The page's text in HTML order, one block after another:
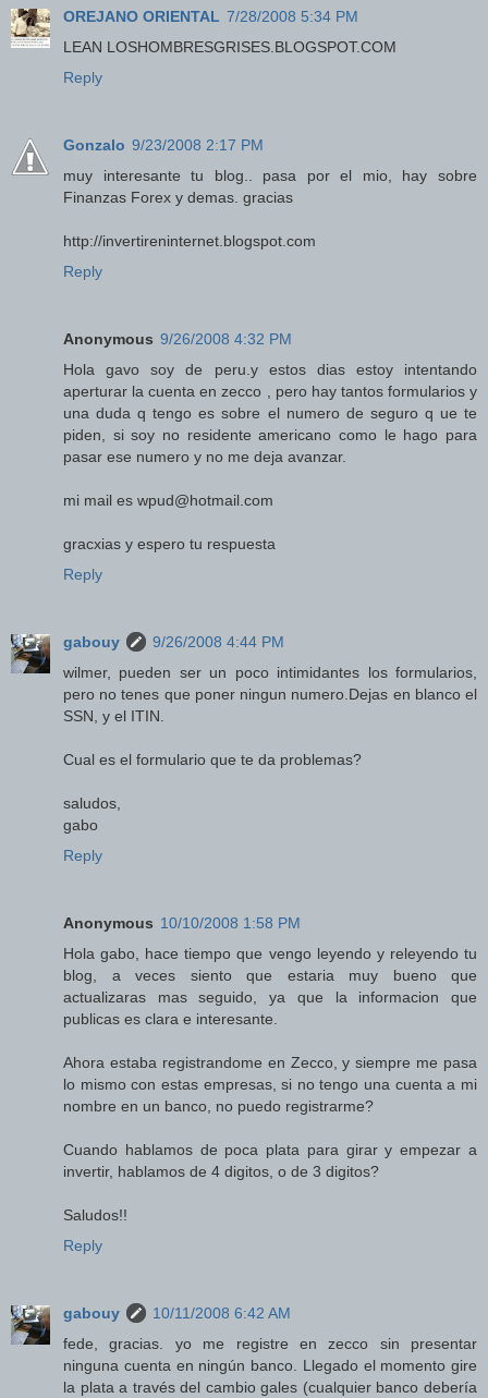
OREJANO ORIENTAL 7/28/2008 5:34 PM
LEAN LOSHOMBRESGRISES.BLOGSPOT.COM
Reply
Gonzalo 9/23/2008 2:17 PM
muy interesante tu blog.. pasa por el mio, hay sobre
Finanzas Forex y demas. gracias
http://invertireninternet.blogspot.com
Reply
Anonymous 9/26/2008 4:32 PM
Hola gavo soy de peru.y estos dias estoy intentando
aperturar la cuenta en zecco , pero hay tantos formularios y
una duda q tengo es sobre el numero de seguro q ue te
piden, si soy no residente americano como le hago para
pasar ese numero y no me deja avanzar.
mi mail es wpud@hotmail.com
gracxias y espero tu respuesta
Reply
gabouy
9/26/2008 4:44 PM
wilmer, pueden ser un poco intimidantes los formularios,
pero no tenes que poner ningun numero.Dejas en blanco el
SSN, y el ITIN.
Cual es el formulario que te da problemas?
saludos,
gabo
Reply
Anonymous 10/10/2008 1:58 PM
Hola gabo, hace tiempo que vengo leyendo y releyendo tu
blog, a veces siento que estaria muy bueno que
actualizaras mas seguido, ya que la informacion que
publicas es clara e interesante.
Ahora estaba registrandome en Zecco, y siempre me pasa
lo mismo con estas empresas, si no tengo una cuenta a mi
nombre en un banco, no puedo registrarme?
Cuando hablamos de poca plata para girar y empezar a
invertir, hablamos de 4 digitos, o de 3 digitos?
Saludos!!
Reply
gabouy
10/11/2008 6:42 AM
fede, gracias. yo me registre en zecco sin presentar
ninguna cuenta en ningún banco. Llegado el momento gire
la plata a través del cambio gales (cualquier banco debería